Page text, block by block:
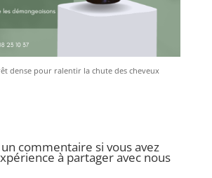
dense pour ralentir la chute des cheveux
commentaire si vous avez
à partager avec nous